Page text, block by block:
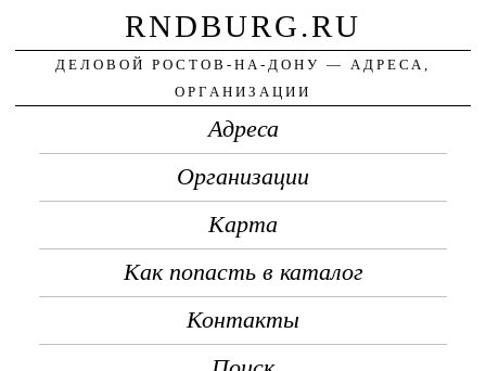
RNDBURG.RU
ДЕЛОВОЙ РОСТОВ-НА-ДОНУ — АДРЕСА,
ОРГАНИЗАЦИИ
Адреса
Организации
Карта
Как попасть в каталог
Контакты